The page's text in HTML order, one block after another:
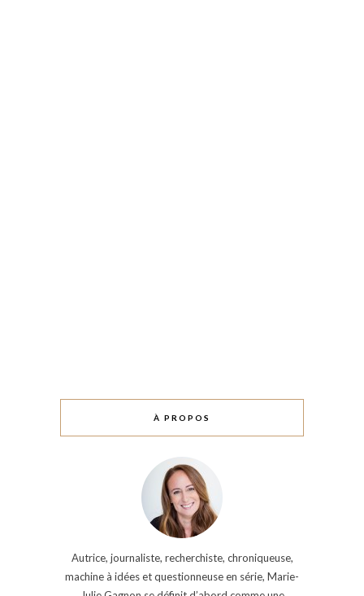
À PROPOS
Autrice, journaliste, recherchiste, chroniqueuse,
machine à idées et questionneuse en série, Marie-